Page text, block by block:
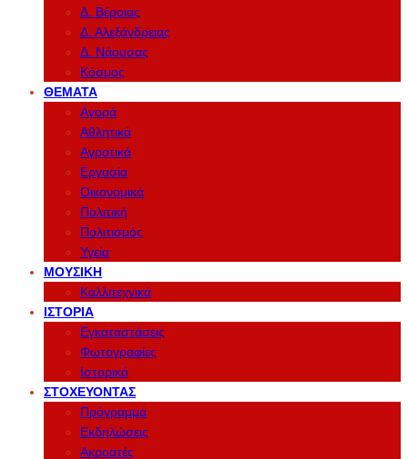
Δ. Βέροιας
Δ. Αλεξάνδρειας
Δ. Νάουσας
Κόσμος
ΘΈΜΑΤΑ
Αγορά
Αθλητικά
Αγροτικά
Εργασία
Οικονομικά
Πολιτική
Πολιτισμός
Υγεία
ΜΟΥΣΙΚΉ
Καλλιτεχνικά
ΙΣΤΟΡΊΑ
Εγκαταστάσεις
Φωτογραφίες
Ιστορικό
ΣΤΟΧΕΎΟΝΤΑΣ
Πρόγραμμα
Εκδηλώσεις
Ακροατές